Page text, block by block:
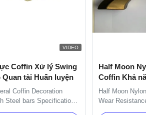
VIDEO
Coffin Xử lý Swing
Quan tài Huấn luyện
Coffin Decoration
Steel bars Specification:
Half Moon
Coffin Khả
Half Moon
Wear